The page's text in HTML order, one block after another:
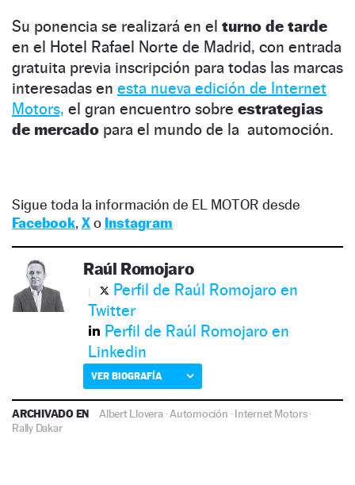
Su ponencia se realizará en el turno de tarde
en el Hotel Rafael Norte de Madrid, con entrada
gratuita previa inscripción para todas las marcas
interesadas en esta nueva edición de Internet
Motors, el gran encuentro sobre estrategias
de mercado para el mundo de la automoción.
Sigue toda la información de EL MOTOR desde
Facebook, Xo Instagram
Raúl Romojaro
Perfil de Raúl Romojaro en
Twitter
Perfil de Raúl Romojaro en
Linkedin
VER BIOGRAFÍA
ARCHIVADO EN Albert Llovera·Automoción ·Internet Motors·
Rally Dakar